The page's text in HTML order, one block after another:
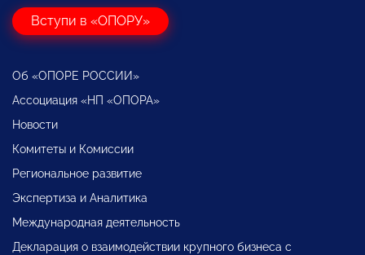
Вступи в «ОПОРУ»
Об «ОПОРЕ РОССИИ»
Ассоциация «НП «ОПОРА»
Новости
Комитеты и Комиссии
Региональное развитие
Экспертиза и Аналитика
Международная деятельность
Декларация о взаимодействии крупного бизнеса с